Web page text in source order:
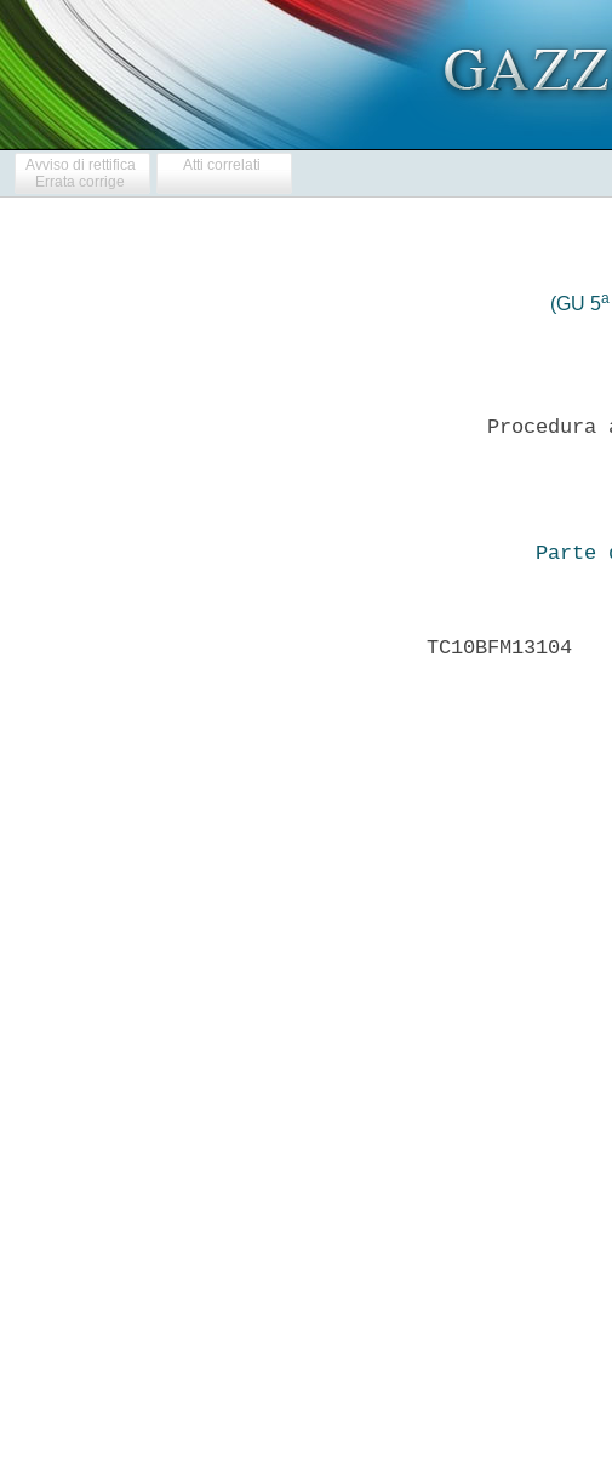
Avviso di rettifica
Errata corrige
Atti correlati
(GU 5a
Procedura
Parte